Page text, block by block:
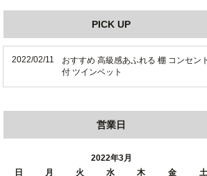
PICK UP
2022/02/11
おすすめ 高級感あふれる 棚 コンセント
付 ツインベット
営業日
2022年3月
日
月 火 水 木 金
土